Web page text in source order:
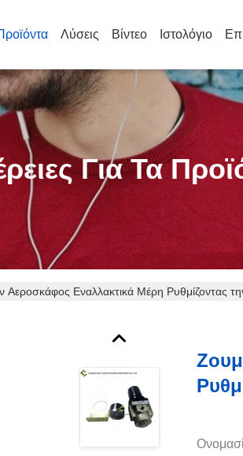
Λύσεις Βίντεο Ιστολόγιο
Για Τα
Αεροσκάφος Εναλλακτικά Μέρη Ρυθμίζοντας